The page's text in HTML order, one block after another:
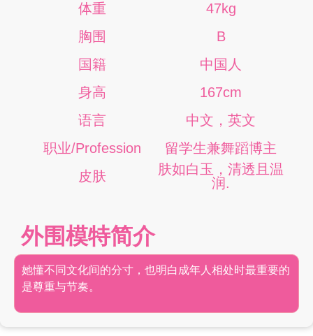
体重
47kg
胸围
B
国籍
中国人
身高
167cm
语言
中文，英文
职业/Profession
留学生兼舞蹈博主
皮肤
肤如白玉，清透且温
润.
外围模特简介
她懂不同文化间的分寸，也明白成年人相处时最重要的
是尊重与节奏。